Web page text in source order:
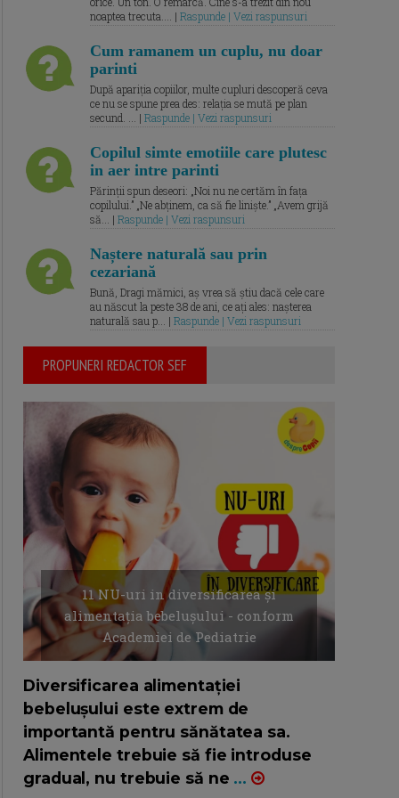
noaptea trecuta.... | Raspunde | Vezi raspunsuri
Cum ramanem un cuplu, nu doar
parinti
După apariția copiilor, multe cupluri descoperă ceva
ce nu se spune prea des: relația se mută pe plan
secund. ... | Raspunde | Vezi raspunsuri
Copilul simte emotiile care plutesc
in aer intre parinti
Părinții spun deseori: „Noi nu ne certăm în fața
copilului.” „Ne abținem, ca să fie liniște.” „Avem grijă
să... | Raspunde | Vezi raspunsuri
Naștere naturală sau prin
cezariană
Bună, Dragi mămici, aș vrea să știu dacă cele care
au născut la peste 38 de ani, ce ați ales: nașterea
naturală sau p... | Raspunde | Vezi raspunsuri
PROPUNERI REDACTOR SEF
11 NU-uri in diversificarea și
alimentația bebelușului - conform
Academiei de Pediatrie
Diversificarea alimentației
bebelușului este extrem de
importantă pentru sănătatea sa.
Alimentele trebuie să fie introduse
gradual, nu trebuie să ne ...